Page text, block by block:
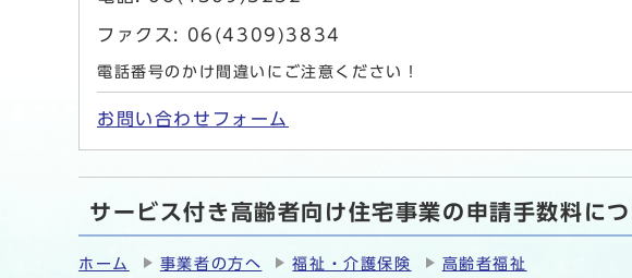
ファクス: 06(4309)3834
電話番号のかけ間違いにご注意ください！
お問い合わせフォーム
サービス付き高齢者向け住宅事業の申請手数料に
ホーム 事業者の方へ 福祉・介護保険 高齢者福祉